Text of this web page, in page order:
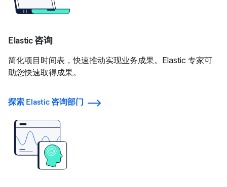
Elastic 咨询
简化项目时间表，快速推动实现业务成果。Elastic 专家可
助您快速取得成果。
探索 Elastic 咨询部门